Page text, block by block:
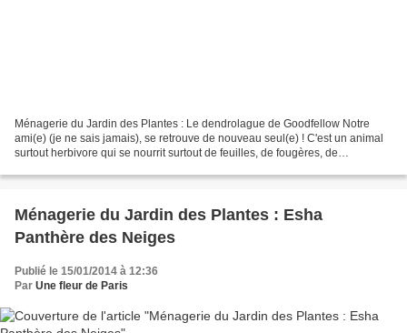
Ménagerie du Jardin des Plantes : Le dendrolague de Goodfellow Notre
ami(e) (je ne sais jamais), se retrouve de nouveau seul(e) ! C'est un animal
surtout herbivore qui se nourrit surtout de feuilles, de fougères, de
Ménagerie du Jardin des Plantes : Esha
Panthère des Neiges
Publié le 15/01/2014 à 12:36
Par Une fleur de Paris